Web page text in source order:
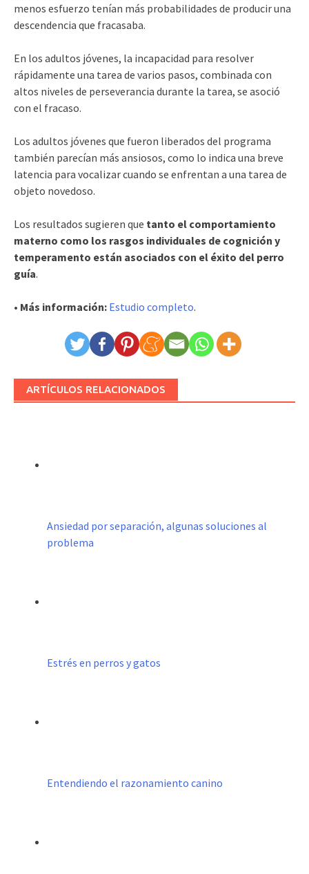
menos esfuerzo tenían más probabilidades de producir una
descendencia que fracasaba.
En los adultos jóvenes, la incapacidad para resolver
rápidamente una tarea de varios pasos, combinada con
altos niveles de perseverancia durante la tarea, se asoció
con el fracaso.
Los adultos jóvenes que fueron liberados del programa
también parecían más ansiosos, como lo indica una breve
latencia para vocalizar cuando se enfrentan a una tarea de
objeto novedoso.
Los resultados sugieren que tanto el comportamiento
materno como los rasgos individuales de cognición y
temperamento están asociados con el éxito del perro
guía.
• Más información: Estudio completo.
ARTÍCULOS RELACIONADOS
Ansiedad por separación, algunas soluciones al
problema
Estrés en perros y gatos
Entendiendo el razonamiento canino